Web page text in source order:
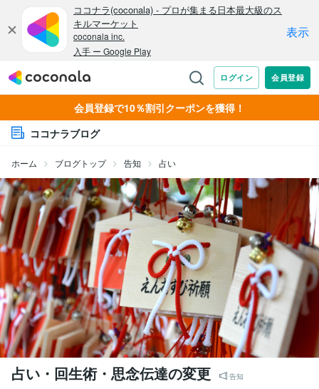
会員登録で10％割引クーポンを獲得！
ココナラブログ
ホーム ブログトップ 告知 占い
占い・回生術・思念伝達の変更 告知